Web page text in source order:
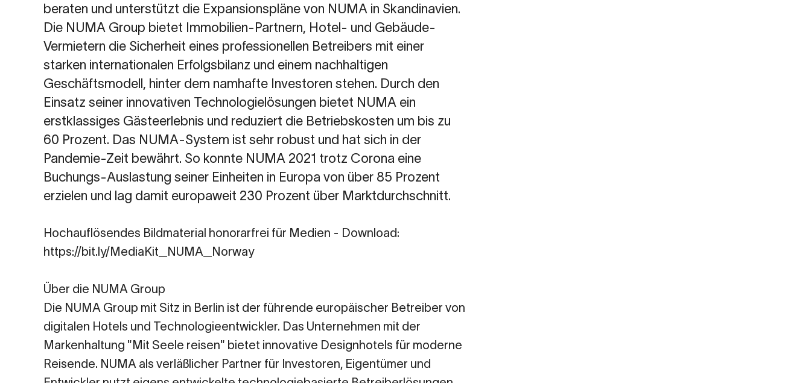
beraten und unterstützt die Expansionspläne von NUMA in Skandinavien.
Die NUMA Group bietet Immobilien-Partnern, Hotel- und Gebäude-
Vermietern die Sicherheit eines professionellen Betreibers mit einer
starken internationalen Erfolgsbilanz und einem nachhaltigen
Geschäftsmodell, hinter dem namhafte Investoren stehen. Durch den
Einsatz seiner innovativen Technologielösungen bietet NUMA ein
erstklassiges Gästeerlebnis und reduziert die Betriebskosten um bis zu
60 Prozent. Das NUMA-System ist sehr robust und hat sich in der
Pandemie-Zeit bewährt. So konnte NUMA 2021 trotz Corona eine
Buchungs-Auslastung seiner Einheiten in Europa von über 85 Prozent
erzielen und lag damit europaweit 230 Prozent über Marktdurchschnitt.
Hochauflösendes Bildmaterial honorarfrei für Medien - Download:
https://bit.ly/MediaKit_NUMA_Norway
Über die NUMA Group
Die NUMA Group mit Sitz in Berlin ist der führende europäischer Betreiber von
digitalen Hotels und Technologieentwickler. Das Unternehmen mit der
Markenhaltung "Mit Seele reisen" bietet innovative Designhotels für moderne
Reisende. NUMA als verläßlicher Partner für Investoren, Eigentümer und